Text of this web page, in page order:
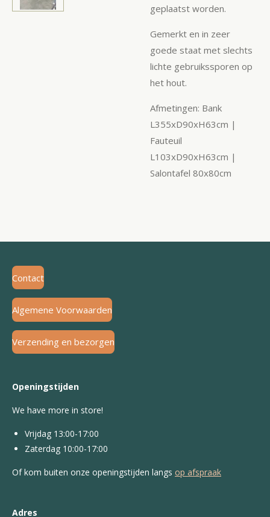
geplaatst worden.
Gemerkt en in zeer
goede staat met slechts
lichte gebruikssporen op
het hout.
Afmetingen: Bank
L355xD90xH63cm |
Fauteuil
L103xD90xH63cm |
Salontafel 80x80cm
Contact
Algemene Voorwaarden
Verzending en bezorgen
Openingstijden
We have more in store!
Vrijdag 13:00-17:00
Zaterdag 10:00-17:00
Of kom buiten onze openingstijden langs op afspraak
Adres